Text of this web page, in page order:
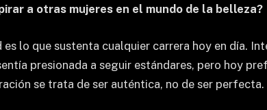
a otras mujeres en el mundo de la belleza?
lo que sustenta cualquier carrera hoy en día.
presionada a seguir estándares, pero hoy
se trata de ser auténtica, no de ser perfecta.